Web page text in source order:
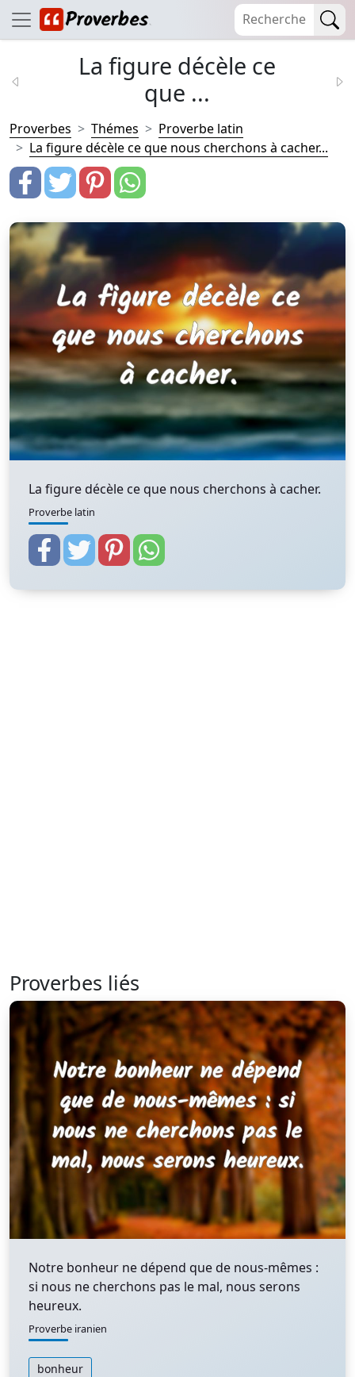
La figure décèle ce
que ...
Proverbes Thémes
Proverbe latin
La figure décèle ce que nous cherchons à cacher...
La figure décèle ce que nous cherchons à cacher.
Proverbe latin
Proverbes liés
Notre bonheur ne dépend que de nous-mêmes :
si nous ne cherchons pas le mal, nous serons
heureux.
Proverbe iranien
bonheur